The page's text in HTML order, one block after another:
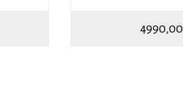
4990,00